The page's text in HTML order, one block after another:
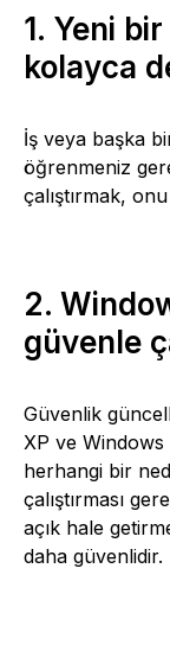
1. Yeni
kolayca
İş veya başka
öğrenmeniz
çalıştırmak,
2.
güvenle
Güvenlik
XP ve Windows
herhangi bir
çalıştırması
açık hale
daha güvenlidir.